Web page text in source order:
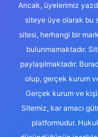
Ancak, üyelerimiz
siteye üye olarak bu
sitesi, herhangi bir
bulunmamaktadır.
paylaşılmaktadır.
olup, gerçek kurum
Gerçek kurum ve
Sitemiz, kar amacı
platformudur.